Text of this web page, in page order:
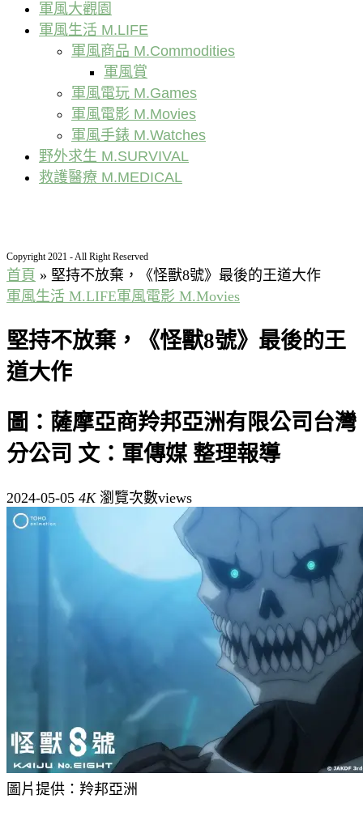
軍風大觀園
軍風生活 M.LIFE
軍風商品 M.Commodities
軍風賞
軍風電玩 M.Games
軍風電影 M.Movies
軍風手錶 M.Watches
野外求生 M.SURVIVAL
救護醫療 M.MEDICAL
Copyright 2021 - All Right Reserved
首頁 » 堅持不放棄，《怪獸8號》最後的王道大作
軍風生活 M.LIFE軍風電影 M.Movies
堅持不放棄，《怪獸8號》最後的王
道大作
圖：薩摩亞商羚邦亞洲有限公司台灣
分公司 文：軍傳媒 整理報導
2024-05-05 4K瀏覽次數views
圖片提供：羚邦亞洲